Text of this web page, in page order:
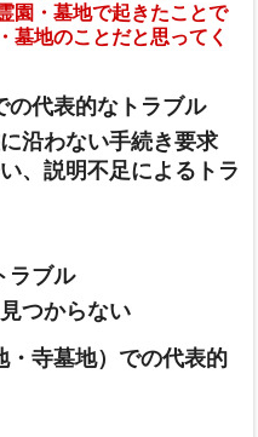
園・墓地で起きたことで
墓地のことだと思ってく
の代表的なトラブル
沿わない手続き要求
、説明不足によるトラ
ラブル
つからない
・寺墓地）での代表的